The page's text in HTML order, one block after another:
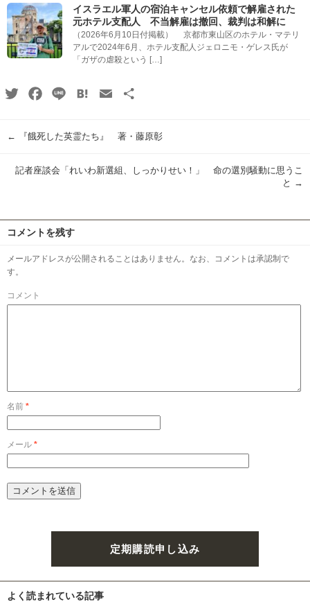
イスラエル軍人の宿泊キャンセル依頼で解雇された
元ホテル支配人 不当解雇は撤回、裁判は和解に
（2026年6月10日付掲載） 京都市東山区のホテル・マテリ
アルで2024年6月、ホテル支配人ジェロニモ・ゲレス氏が
「ガザの虐殺という […]
TwitterFacebook
Line HatenaEmail
← 『餓死した英霊たち』 著・藤原彰
記者座談会「れいわ新選組、しっかりせい！」 命の選別騒動に思うこ
と
→
コメントを残す
メールアドレスが公開されることはありません。なお、コメントは承認制で
す。
コメント
名前 *
メール *
定期購読申し込み
よく読まれている記事